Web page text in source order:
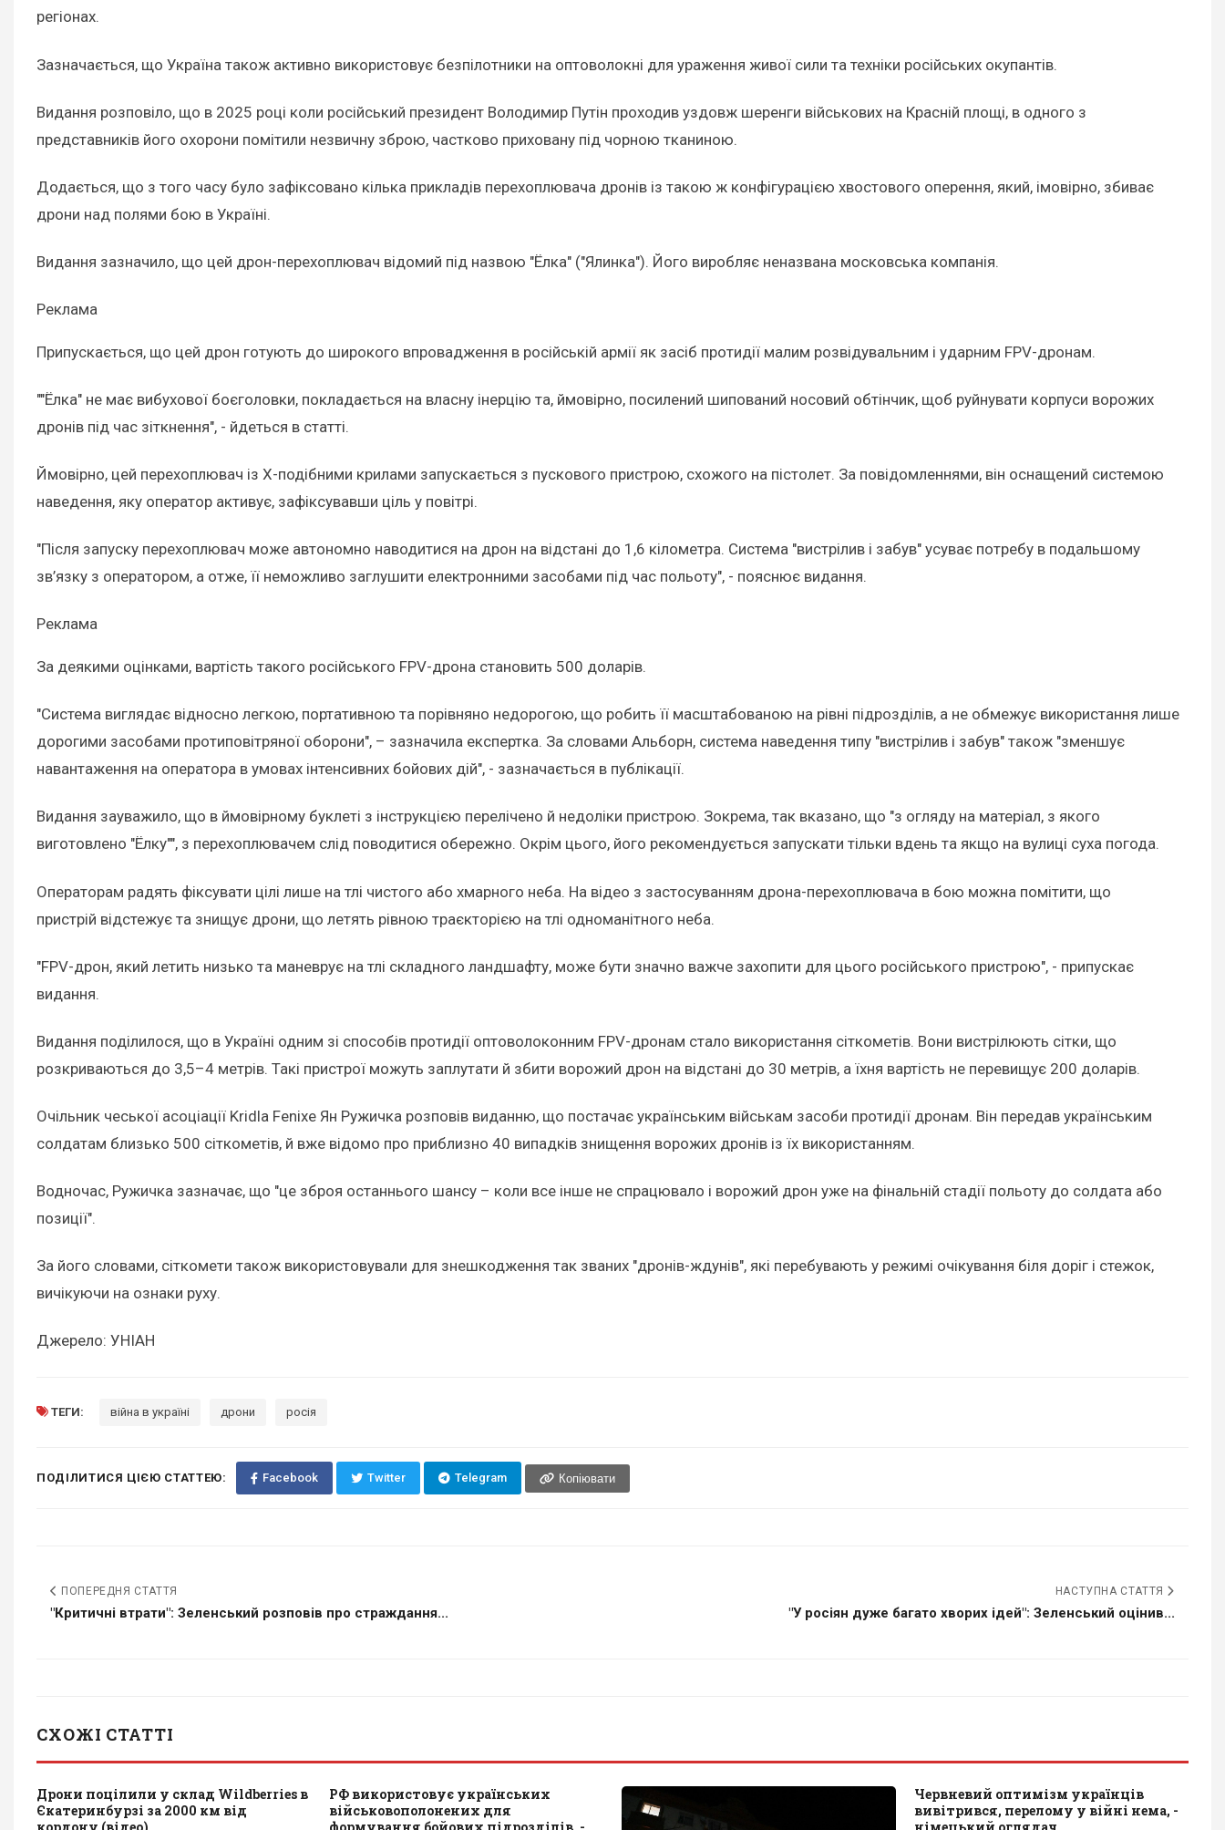
регіонах.
Зазначається, що Україна також активно використовує безпілотники на оптоволокні для ураження живої сили та техніки російських окупантів.
Видання розповіло, що в 2025 році коли російський президент Володимир Путін проходив уздовж шеренги військових на Красній площі, в одного з
представників його охорони помітили незвичну зброю, частково приховану під чорною тканиною.
Додається, що з того часу було зафіксовано кілька прикладів перехоплювача дронів із такою ж конфігурацією хвостового оперення, який, імовірно, збиває
дрони над полями бою в Україні.
Видання зазначило, що цей дрон-перехоплювач відомий під назвою "Ёлка" ("Ялинка"). Його виробляє неназвана московська компанія.
Реклама
Припускається, що цей дрон готують до широкого впровадження в російській армії як засіб протидії малим розвідувальним і ударним FPV-дронам.
""Ёлка" не має вибухової боєголовки, покладається на власну інерцію та, ймовірно, посилений шипований носовий обтінчик, щоб руйнувати корпуси ворожих
дронів під час зіткнення", - йдеться в статті.
Ймовірно, цей перехоплювач із Х-подібними крилами запускається з пускового пристрою, схожого на пістолет. За повідомленнями, він оснащений системою
наведення, яку оператор активує, зафіксувавши ціль у повітрі.
"Після запуску перехоплювач може автономно наводитися на дрон на відстані до 1,6 кілометра. Система "вистрілив і забув" усуває потребу в подальшому
зв’язку з оператором, а отже, її неможливо заглушити електронними засобами під час польоту", - пояснює видання.
Реклама
За деякими оцінками, вартість такого російського FPV-дрона становить 500 доларів.
"Система виглядає відносно легкою, портативною та порівняно недорогою, що робить її масштабованою на рівні підрозділів, а не обмежує використання лише
дорогими засобами протиповітряної оборони", – зазначила експертка. За словами Альборн, система наведення типу "вистрілив і забув" також "зменшує
навантаження на оператора в умовах інтенсивних бойових дій", - зазначається в публікації.
Видання зауважило, що в ймовірному буклеті з інструкцією перелічено й недоліки пристрою. Зокрема, так вказано, що "з огляду на матеріал, з якого
виготовлено "Ёлку"", з перехоплювачем слід поводитися обережно. Окрім цього, його рекомендується запускати тільки вдень та якщо на вулиці суха погода.
Операторам радять фіксувати цілі лише на тлі чистого або хмарного неба. На відео з застосуванням дрона-перехоплювача в бою можна помітити, що
пристрій відстежує та знищує дрони, що летять рівною траєкторією на тлі одноманітного неба.
"FPV-дрон, який летить низько та маневрує на тлі складного ландшафту, може бути значно важче захопити для цього російського пристрою", - припускає
видання.
Видання поділилося, що в Україні одним зі способів протидії оптоволоконним FPV-дронам стало використання сіткометів. Вони вистрілюють сітки, що
розкриваються до 3,5–4 метрів. Такі пристрої можуть заплутати й збити ворожий дрон на відстані до 30 метрів, а їхня вартість не перевищує 200 доларів.
Очільник чеської асоціації Kridla Fenixe Ян Ружичка розповів виданню, що постачає українським військам засоби протидії дронам. Він передав українським
солдатам близько 500 сіткометів, й вже відомо про приблизно 40 випадків знищення ворожих дронів із їх використанням.
Водночас, Ружичка зазначає, що "це зброя останнього шансу – коли все інше не спрацювало і ворожий дрон уже на фінальній стадії польоту до солдата або
позиції".
За його словами, сіткомети також використовували для знешкодження так званих "дронів-ждунів", які перебувають у режимі очікування біля доріг і стежок,
вичікуючи на ознаки руху.
Джерело: УНІАН
ТЕГИ: війна в україні дрони росія
ПОДІЛИТИСЯ ЦІЄЮ СТАТТЕЮ: Facebook Twitter Telegram Копіювати
ПОПЕРЕДНЯ СТАТТЯ
"Критичні втрати": Зеленський розповів про страждання...
НАСТУПНА СТАТТЯ
"У росіян дуже багато хворих ідей": Зеленський оцінив...
СХОЖІ СТАТТІ
Дрони поцілили у склад Wildberries в
Єкатеринбурзі за 2000 км від
РФ використовує українських
військовополонених для
Червневий оптимізм українців
вивітрився, перелому у війні нема, -